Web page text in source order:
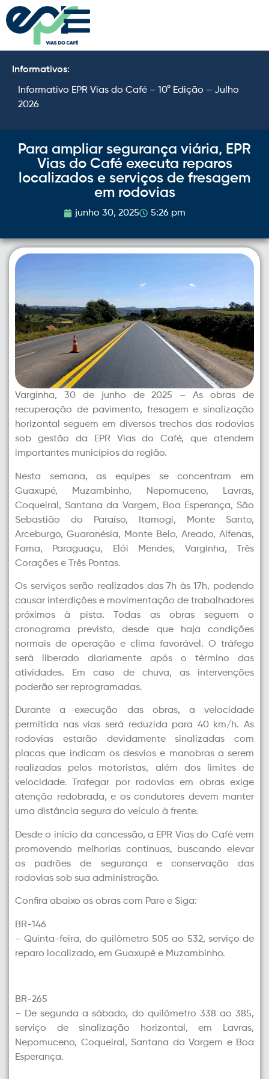
Informativos:
Informativo EPR Vias do Café – 10° Edição – Julho
2026
Para ampliar segurança viária, EPR
Vias do Café executa reparos
localizados e serviços de fresagem
em rodovias
junho 30, 2025 5:26 pm
Varginha, 30 de junho de 2025 – As obras de
recuperação de pavimento, fresagem e sinalização
horizontal seguem em diversos trechos das rodovias
sob gestão da EPR Vias do Café, que atendem
importantes municípios da região.
Nesta semana, as equipes se concentram em
Guaxupé, Muzambinho, Nepomuceno, Lavras,
Coqueiral, Santana da Vargem, Boa Esperança, São
Sebastião do Paraíso, Itamogi, Monte Santo,
Arceburgo, Guaranésia, Monte Belo, Areado, Alfenas,
Fama, Paraguaçu, Elói Mendes, Varginha, Três
Corações e Três Pontas.
Os serviços serão realizados das 7h às 17h, podendo
causar interdições e movimentação de trabalhadores
próximos à pista. Todas as obras seguem o
cronograma previsto, desde que haja condições
normais de operação e clima favorável. O tráfego
será liberado diariamente após o término das
atividades. Em caso de chuva, as intervenções
poderão ser reprogramadas.
Durante a execução das obras, a velocidade
permitida nas vias será reduzida para 40 km/h. As
rodovias estarão devidamente sinalizadas com
placas que indicam os desvios e manobras a serem
realizadas pelos motoristas, além dos limites de
velocidade. Trafegar por rodovias em obras exige
atenção redobrada, e os condutores devem manter
uma distância segura do veículo à frente.
Desde o início da concessão, a EPR Vias do Café vem
promovendo melhorias contínuas, buscando elevar
os padrões de segurança e conservação das
rodovias sob sua administração.
Confira abaixo as obras com Pare e Siga:
BR-146
– Quinta-feira, do quilômetro 505 ao 532, serviço de
reparo localizado, em Guaxupé e Muzambinho.
BR-265
– De segunda a sábado, do quilômetro 338 ao 385,
serviço de sinalização horizontal, em Lavras,
Nepomuceno, Coqueiral, Santana da Vargem e Boa
Esperança.